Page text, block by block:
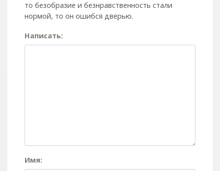
то безобразие и безнравственность стали
нормой, то он ошибся дверью.
Написать:
Имя: